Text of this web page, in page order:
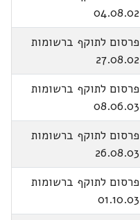
04.08.02
פרסום לתוקף ברשומות
27.08.02
פרסום לתוקף ברשומות
08.06.03
פרסום לתוקף ברשומות
26.08.03
פרסום לתוקף ברשומות
01.10.03